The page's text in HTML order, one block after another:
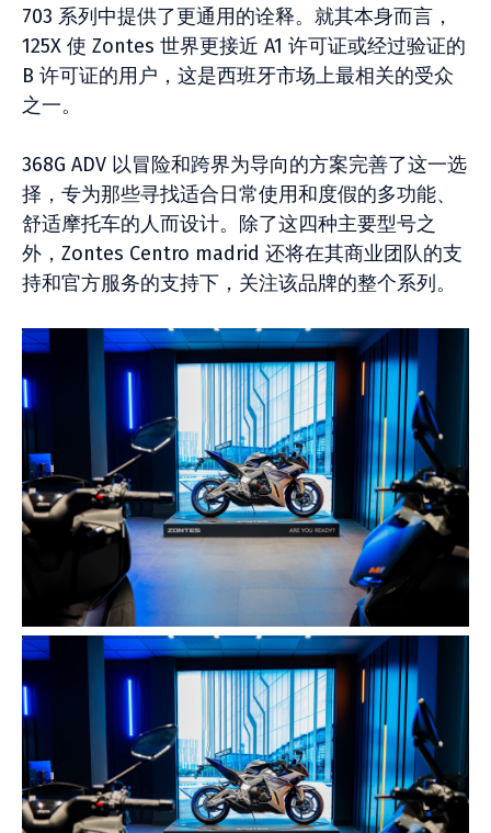
703 系列中提供了更通用的诠释。就其本身而言，
125X 使 Zontes 世界更接近 A1 许可证或经过验证的
B 许可证的用户，这是西班牙市场上最相关的受众
之一。
368G ADV 以冒险和跨界为导向的方案完善了这一选
择，专为那些寻找适合日常使用和度假的多功能、
舒适摩托车的人而设计。除了这四种主要型号之
外，Zontes Centro madrid 还将在其商业团队的支
持和官方服务的支持下，关注该品牌的整个系列。